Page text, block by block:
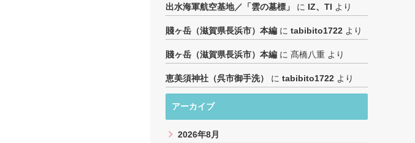
出水海軍航空基地／「雲の墓標」 に IZ、TI より
賤ヶ岳（滋賀県長浜市）本編 に tabibito1722 より
賤ヶ岳（滋賀県長浜市）本編 に 髙橋八重 より
恵美須神社（呉市御手洗） に tabibito1722 より
アーカイブ
2026年8月